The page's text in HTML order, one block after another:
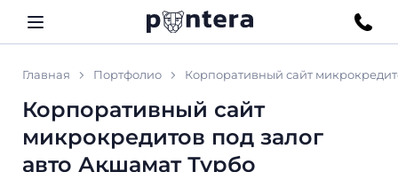
Главная Портфолио Корпоративный сайт
Корпоративный сайт
микрокредитов под залог
авто Ақшамат Турбо